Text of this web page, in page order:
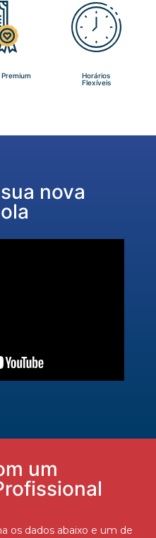
Horários
Flexíveis
nova
um
os dados abaixo e um de